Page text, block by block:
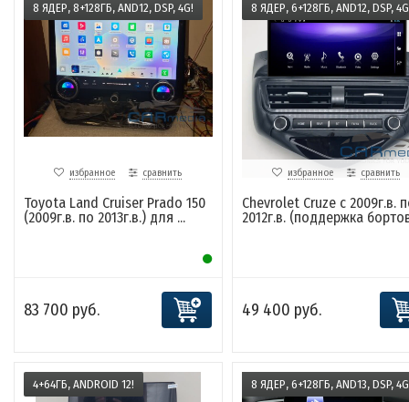
8 ЯДЕР, 8+128ГБ, AND12, DSP, 4G!
избранное сравнить
Toyota Land Cruiser Prado 150
(2009г.в. по 2013г.в.) для ...
83 700 руб.
8 ЯДЕР, 6+128ГБ, AND12, DSP,
избранное сравнить
Chevrolet Cruze с 2009г.в.
2012г.в. (поддержка
49 400 руб.
4+64ГБ, ANDROID 12! 8 ЯДЕР, 6+128ГБ, AND13, DSP,